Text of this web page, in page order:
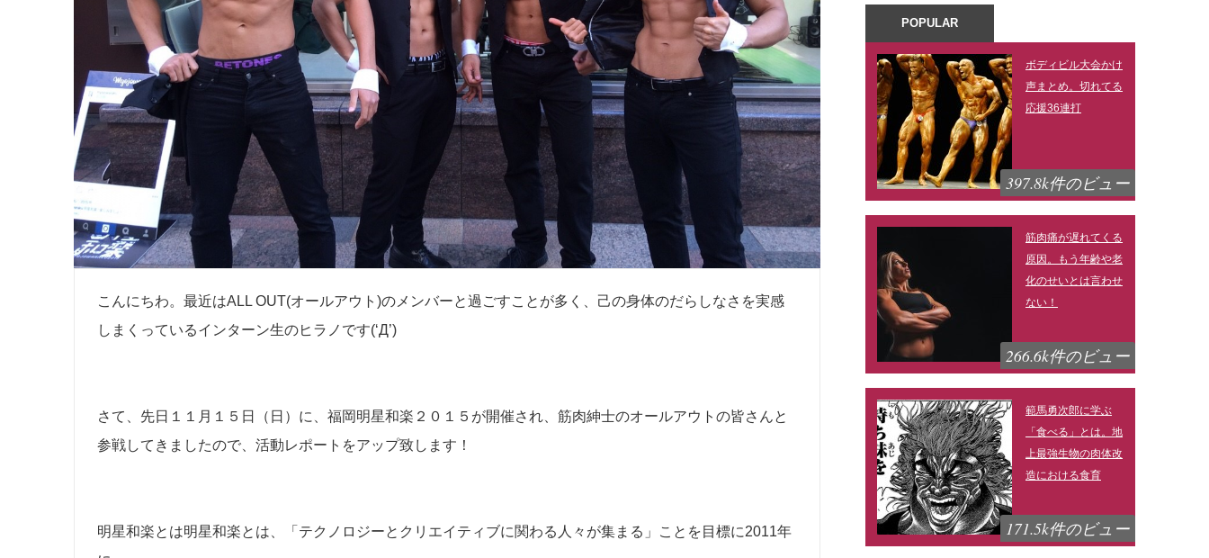
こんにちわ。最近はALL OUT(オールアウト)のメンバーと過ごすことが多く、己の身体のだらしなさを実感
しまくっているインターン生のヒラノです(‘Д’)
さて、先日１１月１５日（日）に、福岡明星和楽２０１５が開催され、筋肉紳士のオールアウトの皆さんと
参戦してきましたので、活動レポートをアップ致します！
明星和楽とは明星和楽とは、「テクノロジーとクリエイティブに関わる人々が集まる」ことを目標に2011年
POPULAR
ボディビル大会かけ
声まとめ。切れてる
応援36連打
397.8k件のビュー
筋肉痛が遅れてくる
原因。もう年齢や老
化のせいとは言わせ
ない！
266.6k件のビュー
範馬勇次郎に学ぶ
「食べる」とは。地
上最強生物の肉体改
造における食育
171.5k件のビュー